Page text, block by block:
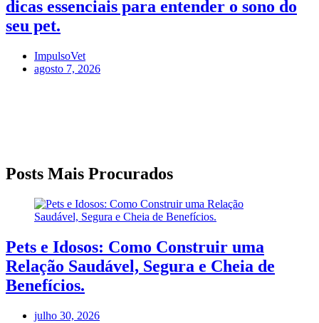
dicas essenciais para entender o sono do
seu pet.
ImpulsoVet
agosto 7, 2026
Posts Mais Procurados
Pets e Idosos: Como Construir uma
Relação Saudável, Segura e Cheia de
Benefícios.
julho 30, 2026